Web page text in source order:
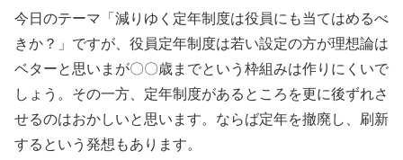
今日のテーマ「減りゆく定年制度は役員にも当てはめるべ
きか？」ですが、役員定年制度は若い設定の方が理想論は
ベターと思いまが〇〇歳までという枠組みは作りにくいで
しょう。その一方、定年制度があるところを更に後ずれさ
せるのはおかしいと思います。ならば定年を撤廃し、刷新
するという発想もあります。